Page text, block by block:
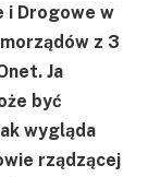
i Drogowe w
z 3
Ja
być
wygląda
rządzącej